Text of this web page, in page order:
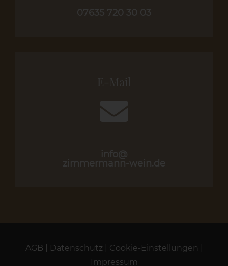
07635 720 30 03
E-Mail
info@
zimmermann-wein.de
AGB Datenschutz Cookie-Einstellungen
Impressum